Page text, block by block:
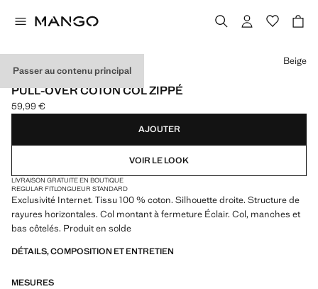
Passer au contenu principal
EXCLUSIVITÉ INTERNET
PULL-OVER COTON COL ZIPPÉ
Prix actuel [59,99 € ]
59,99 €
Choisissez une couleur
Beige
AJOUTER
VOIR LE LOOK
LIVRAISON GRATUITE EN BOUTIQUE
REGULAR FITLONGUEUR STANDARD
Exclusivité Internet. Tissu 100 % coton. Silhouette droite. Structure de
rayures horizontales. Col montant à fermeture Éclair. Col, manches et
bas côtelés. Produit en solde
DÉTAILS, COMPOSITION ET ENTRETIEN
MESURES